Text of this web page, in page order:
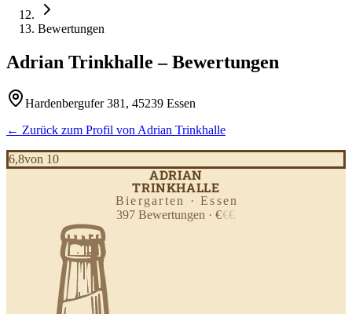
Bewertungen
Adrian Trinkhalle – Bewertungen
Hardenbergufer 381, 45239 Essen
← Zurück zum Profil von Adrian Trinkhalle
6,8von 10
ADRIAN
TRINKHALLE
Biergarten · Essen
397 Bewertungen ·€€€